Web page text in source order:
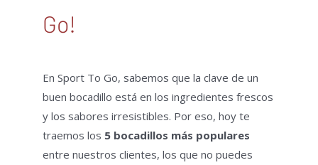
Go!
En Sport To Go, sabemos que la clave de un
buen bocadillo está en los ingredientes frescos
y los sabores irresistibles. Por eso, hoy te
traemos los 5 bocadillos más populares
entre nuestros clientes, los que no puedes